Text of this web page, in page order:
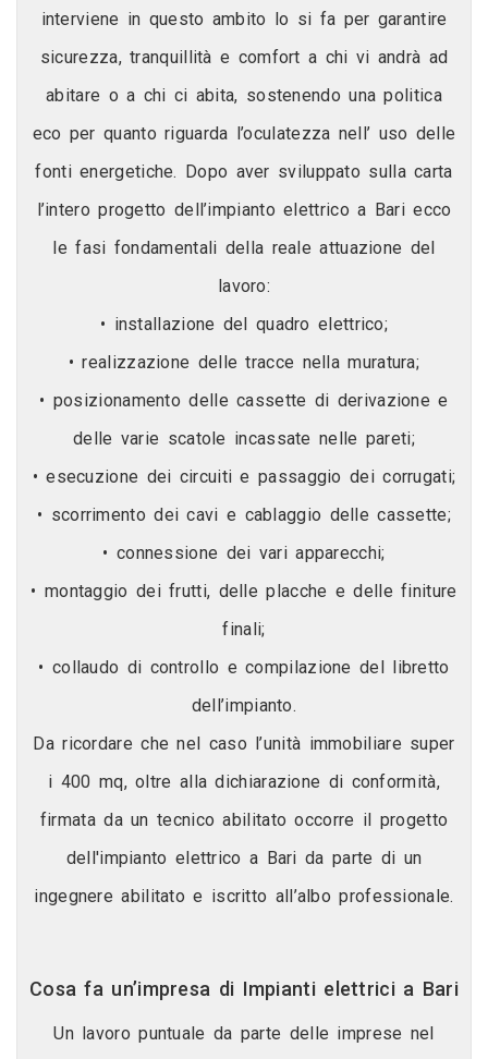
interviene in questo ambito lo si fa per garantire
sicurezza, tranquillità e comfort a chi vi andrà ad
abitare o a chi ci abita, sostenendo una politica
eco per quanto riguarda l’oculatezza nell’ uso delle
fonti energetiche. Dopo aver sviluppato sulla carta
l’intero progetto dell’impianto elettrico a Bari ecco
le fasi fondamentali della reale attuazione del
lavoro:
• installazione del quadro elettrico;
• realizzazione delle tracce nella muratura;
• posizionamento delle cassette di derivazione e
delle varie scatole incassate nelle pareti;
• esecuzione dei circuiti e passaggio dei corrugati;
• scorrimento dei cavi e cablaggio delle cassette;
• connessione dei vari apparecchi;
• montaggio dei frutti, delle placche e delle finiture
finali;
• collaudo di controllo e compilazione del libretto
dell’impianto.
Da ricordare che nel caso l’unità immobiliare super
i 400 mq, oltre alla dichiarazione di conformità,
firmata da un tecnico abilitato occorre il progetto
dell'impianto elettrico a Bari da parte di un
ingegnere abilitato e iscritto all’albo professionale.
Cosa fa un’impresa di Impianti elettrici a Bari
Un lavoro puntuale da parte delle imprese nel